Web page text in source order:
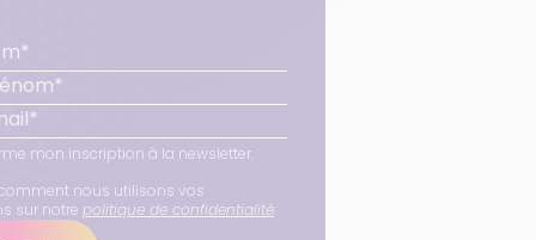
mon inscription à la newsletter.
nous utilisons vos
sur notre politique de confidentialité